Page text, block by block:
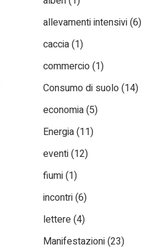
allevamenti intensivi(6)
caccia(1)
commercio(1)
Consumo di suolo(14)
economia(5)
Energia(11)
eventi(12)
fiumi(1)
incontri(6)
lettere(4)
Manifestazioni(23)